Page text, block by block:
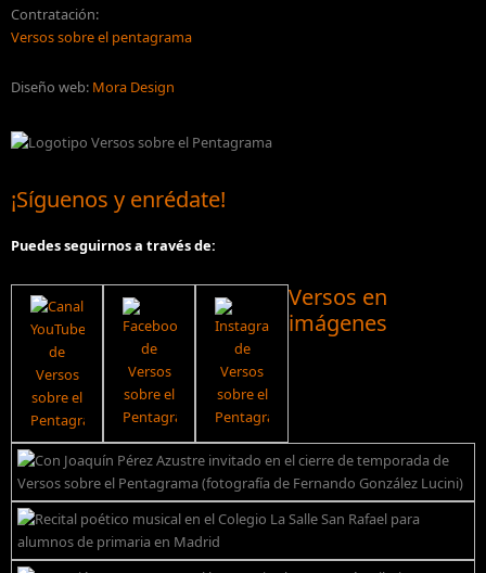
Contratación:
Versos sobre el pentagrama
Diseño web: Mora Design
¡Síguenos y enrédate!
Puedes seguirnos a través de:
Versos en
imágenes